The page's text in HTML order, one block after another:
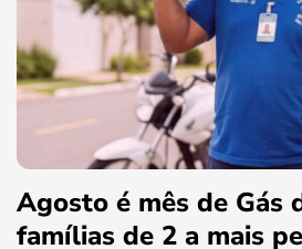
Agosto é mês de Gás
famílias de 2 a mais